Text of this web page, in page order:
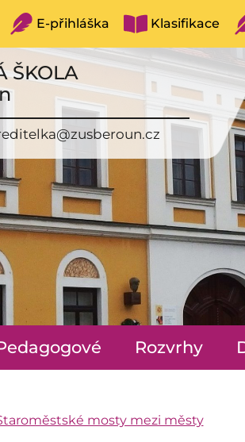
E-přihláška Klasifikace
ŠKOLA
Rozvrhy
mosty mezi městy